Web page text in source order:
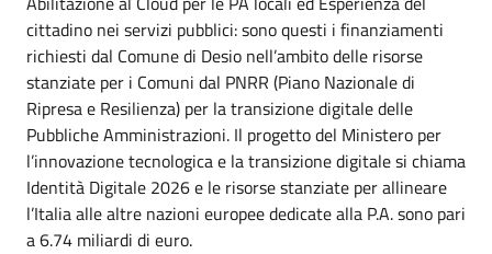
cittadino nei servizi pubblici: sono questi i finanziamenti
richiesti dal Comune di Desio nell’ambito delle risorse
stanziate per i Comuni dal PNRR (Piano Nazionale di
Ripresa e Resilienza) per la transizione digitale delle
Pubbliche Amministrazioni. Il progetto del Ministero per
l’innovazione tecnologica e la transizione digitale si chiama
Identità Digitale 2026 e le risorse stanziate per allineare
l’Italia alle altre nazioni europee dedicate alla P.A. sono pari
a 6.74 miliardi di euro.